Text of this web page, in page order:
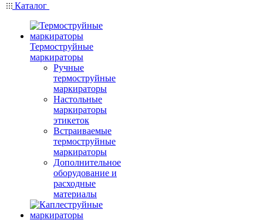
Каталог
Термоструйные
маркираторы
Ручные
термоструйные
маркираторы
Настольные
маркираторы
этикеток
Встраиваемые
термоструйные
маркираторы
Дополнительное
оборудование и
расходные
материалы